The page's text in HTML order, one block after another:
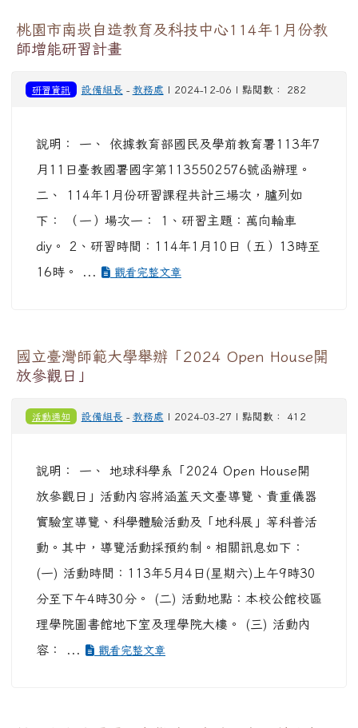
桃園市南崁自造教育及科技中心114年1月份教
師增能研習計畫
研習資訊 設備組長 - 教務處 | 2024-12-06 | 點閱數： 282
說明： 一、 依據教育部國民及學前教育署113年7
月11日臺教國署國字第1135502576號函辦理。
二、 114年1月份研習課程共計三場次，臚列如
下： （一）場次一： 1、研習主題：萬向輪車
diy。 2、研習時間：114年1月10日（五）13時至
16時。 ...
觀看完整文章
國立臺灣師範大學舉辦「2024 Open House開
放參觀日」
活動通知 設備組長 - 教務處 | 2024-03-27 | 點閱數： 412
說明： 一、 地球科學系「2024 Open House開
放參觀日」活動內容將涵蓋天文臺導覽、貴重儀器
實驗室導覽、科學體驗活動及「地科展」等科普活
動。其中，導覽活動採預約制。相關訊息如下：
(一) 活動時間：113年5月4日(星期六)上午9時30
分至下午4時30分。 (二) 活動地點：本校公館校區
理學院圖書館地下室及理學院大樓。 (三) 活動內
容： ...
觀看完整文章